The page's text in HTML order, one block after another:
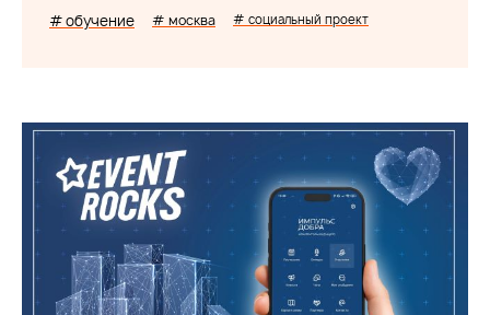
# обучение # москва # социальный проект